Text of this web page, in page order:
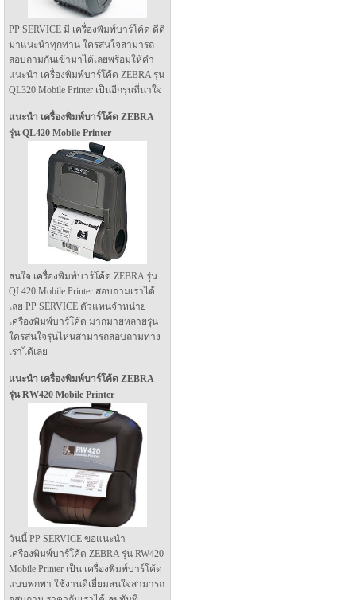
PP SERVICE มี เครื่องพิมพ์บาร์โค้ด ดีดี
มาแนะนำทุกท่าน ใครสนใจสามารถ
สอบถามกันเข้ามาได้เลยพร้อมให้คำ
แนะนำ เครื่องพิมพ์บาร์โค้ด ZEBRA รุ่น
QL320 Mobile Printer เป็นอีกรุ่นที่น่าใจ
แนะนำ เครื่องพิมพ์บาร์โค้ด ZEBRA
รุ่น QL420 Mobile Printer
สนใจ เครื่องพิมพ์บาร์โค้ด ZEBRA รุ่น
QL420 Mobile Printer สอบถามเราได้
เลย PP SERVICE ตัวแทนจำหน่าย
เครื่องพิมพ์บาร์โค้ด มากมายหลายรุ่น
ใครสนใจรุ่นไหนสามารถสอบถามทาง
เราได้เลย
แนะนำ เครื่องพิมพ์บาร์โค้ด ZEBRA
รุ่น RW420 Mobile Printer
วันนี้ PP SERVICE ขอแนะนำ
เครื่องพิมพ์บาร์โค้ด ZEBRA รุ่น RW420
Mobile Printer เป็น เครื่องพิมพ์บาร์โค้ด
แบบพกพา ใช้งานดีเยี่ยมสนใจสามารถ